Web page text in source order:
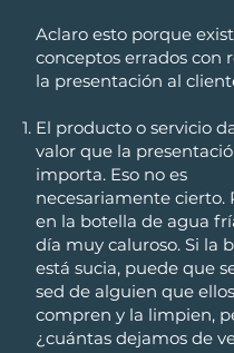
Aclaro esto porque
conceptos errados con
la presentación al
El producto o servicio
valor que la
importa. Eso no es
necesariamente cierto.
en la botella de agua
día muy caluroso. Si la
está sucia, puede que
sed de alguien que
compren y la limpien,
¿cuántas dejamos de